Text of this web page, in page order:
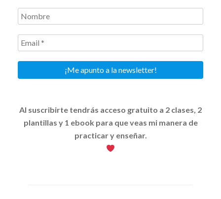
Nombre
Email
*
Al suscribirte tendrás acceso gratuito a 2 clases, 2
plantillas y 1 ebook para que veas mi manera de
practicar y enseñar.